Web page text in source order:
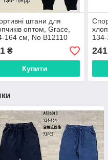
штани для
оптом, Grace,
164 см, No B12110
₴
Купити
241